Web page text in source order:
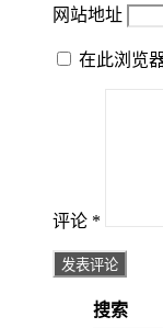
网站地址
在此浏览
评论 *
搜索